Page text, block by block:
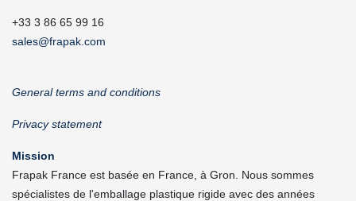
+33 3 86 65 99 16
sales@frapak.com
General terms and conditions
Privacy statement
Mission
Frapak France est basée en France, à Gron. Nous sommes
spécialistes de l'emballage plastique rigide avec des années